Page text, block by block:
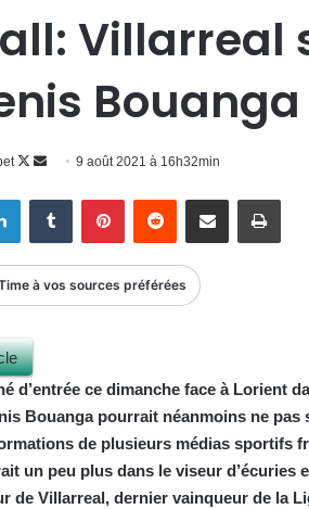
Villarreal
Bouanga
Follow
Envoyer
courriel
9 août 2021 à 16h32min
LinkedinTumblr PinterestReddit Partager par email
à vos sources préférées
d’entrée ce dimanche face à Lorient
Bouanga pourrait néanmoins ne pas
de plusieurs médias sportifs
un peu plus dans le viseur d’écuries
de Villarreal, dernier vainqueur de la